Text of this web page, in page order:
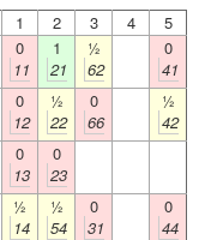
1
2 3 4
5
0
11
1
21
½
62
0
41
0
12
½
22
0
66
½
42
0
13
0
23
½
14
½
54
0
31
0
44